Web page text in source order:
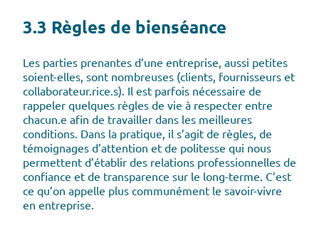
3.3 Règles de bienséance
Les parties prenantes d’une entreprise, aussi petites
soient-elles, sont nombreuses (clients, fournisseurs et
collaborateur.rice.s). Il est parfois nécessaire de
rappeler quelques règles de vie à respecter entre
chacun.e afin de travailler dans les meilleures
conditions. Dans la pratique, il s’agit de règles, de
témoignages d’attention et de politesse qui nous
permettent d’établir des relations professionnelles de
confiance et de transparence sur le long-terme. C’est
ce qu’on appelle plus communément le savoir-vivre
en entreprise.